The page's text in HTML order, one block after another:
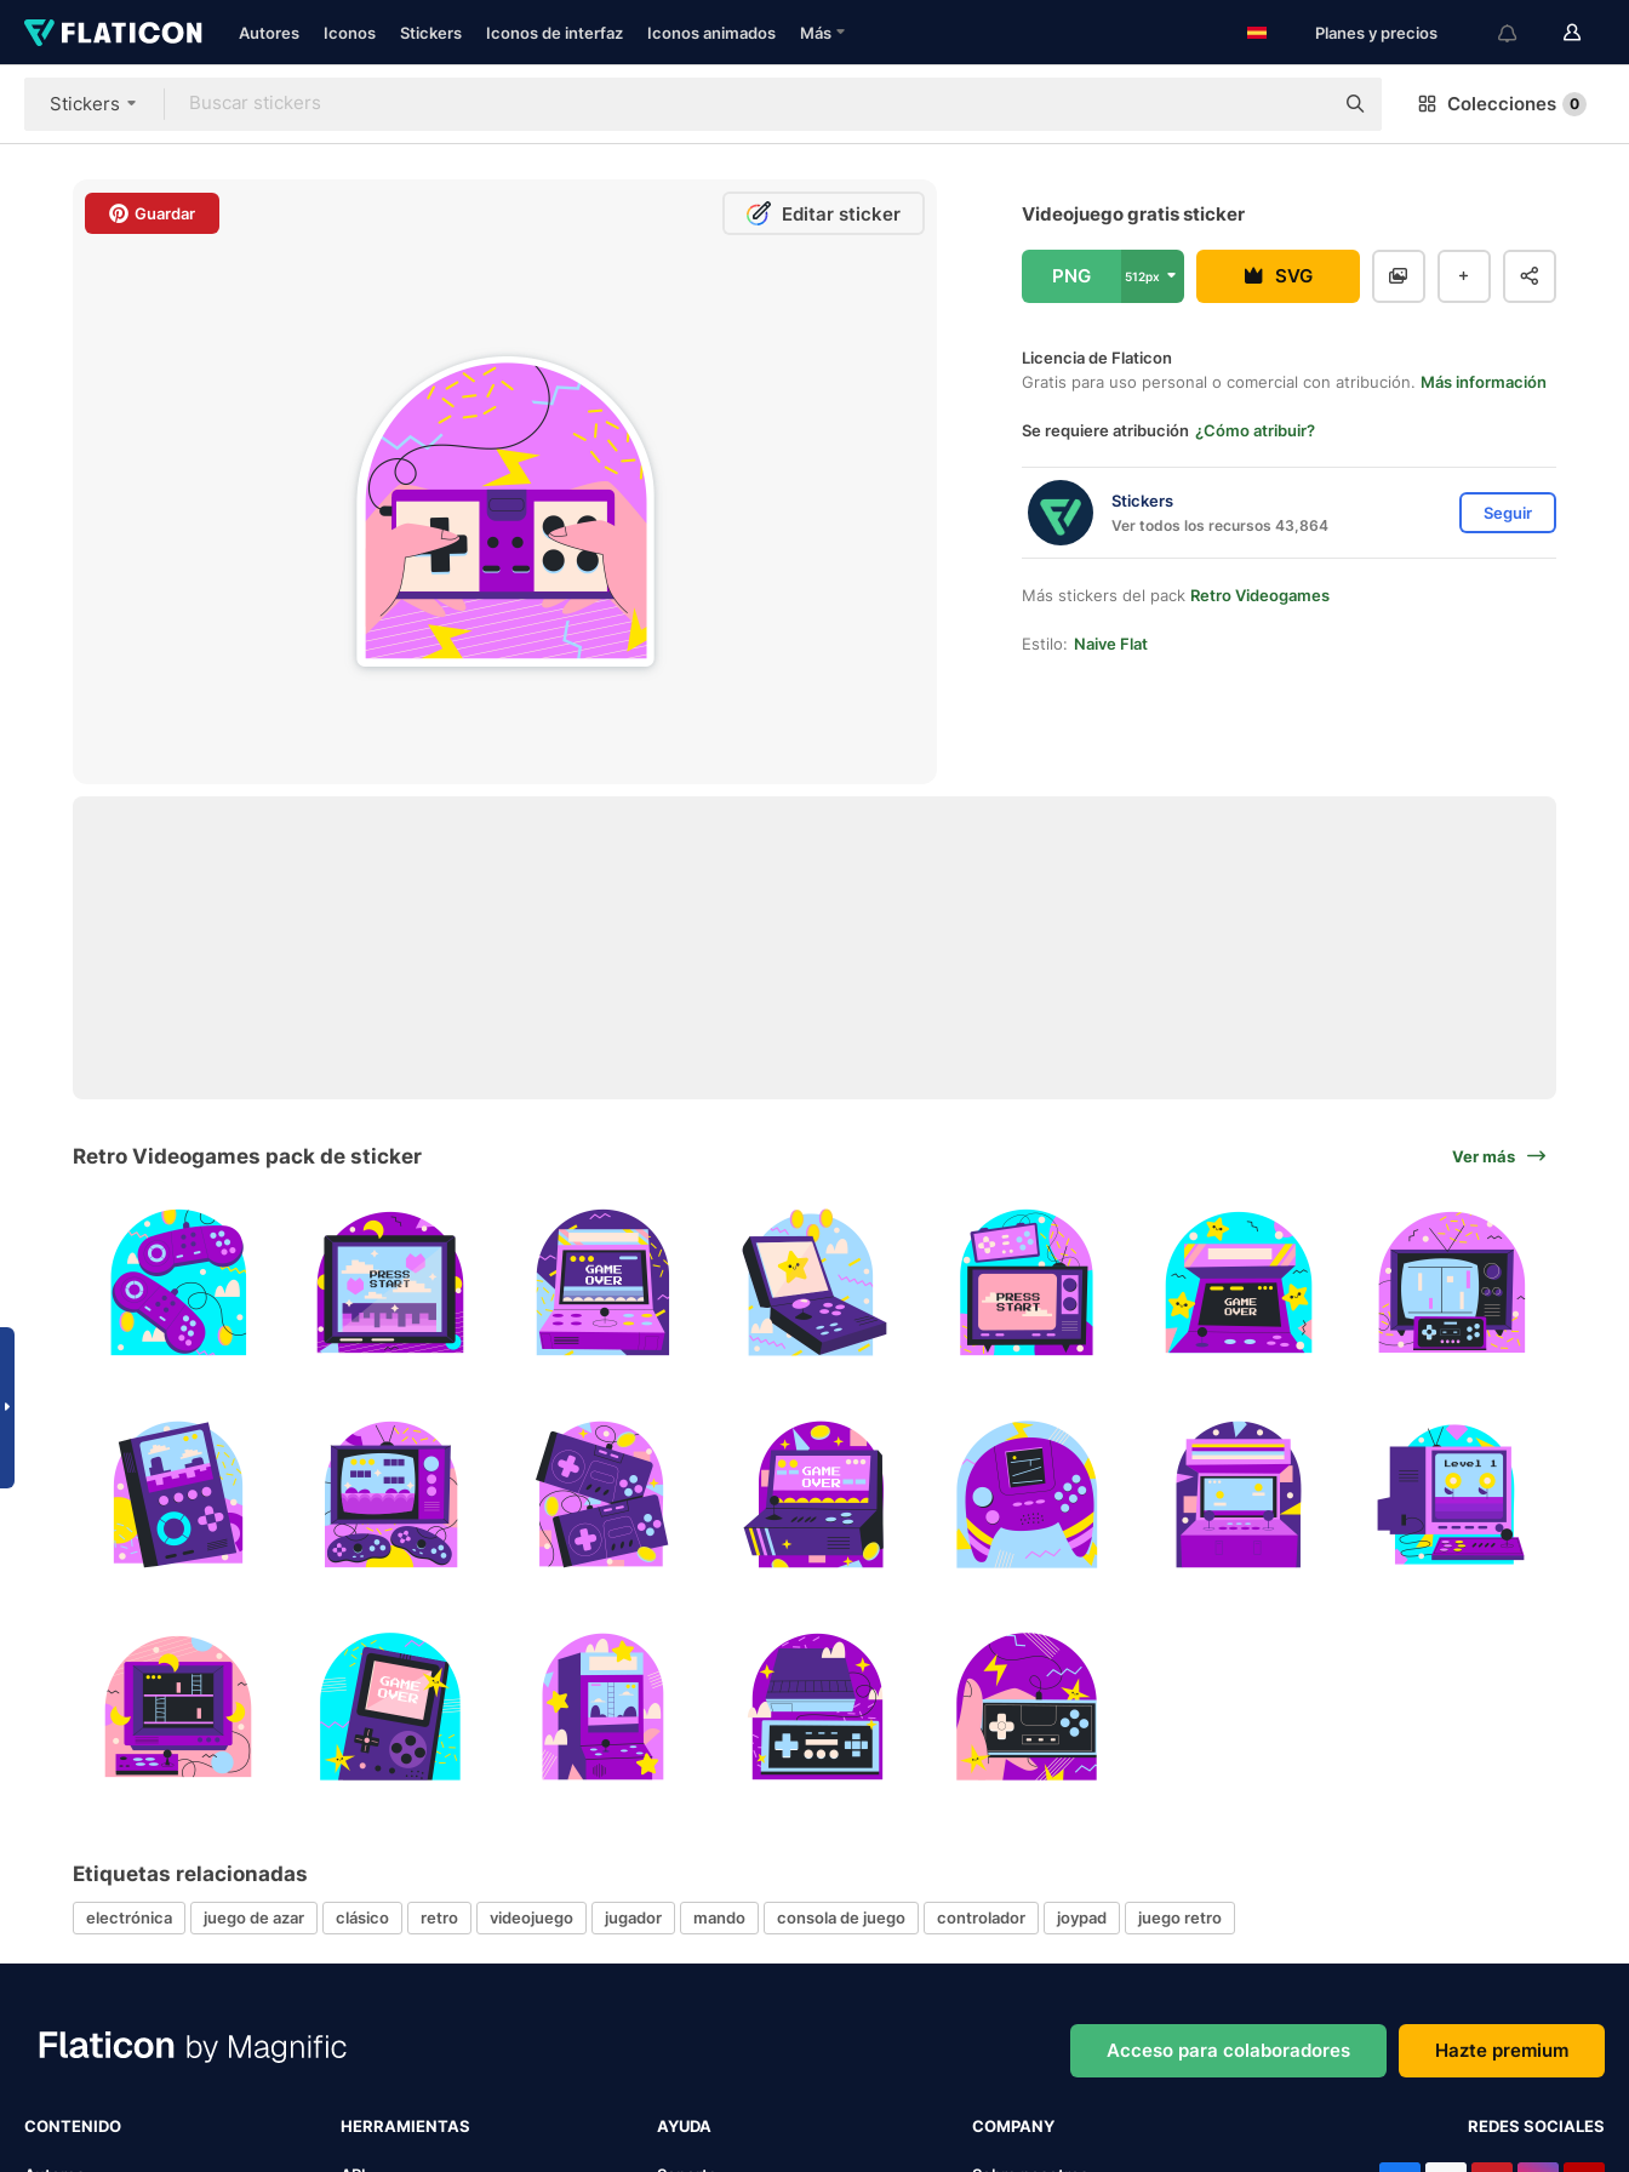
Autores Iconos Stickers Iconos de interfaz Iconos animados Más Planes y precios
Stickers Colecciones 0
Guardar Editar sticker Videojuego gratis sticker
PNG 512px SVG
Licencia de Flaticon
Gratis para uso personal o comercial con atribución. Más información
Se requiere atribución ¿Cómo atribuir?
Stickers
Ver todos los recursos 43,864
Seguir
Más stickers del pack Retro Videogames
Estilo: Naive Flat
Retro Videogames pack de sticker Ver más
Etiquetas relacionadas
electrónica juego de azar clásico retro videojuego jugador mando consola de juego controlador joypad juego retro
Acceso para colaboradores Hazte premium
CONTENIDO HERRAMIENTAS AYUDA COMPANY REDES SOCIALES